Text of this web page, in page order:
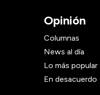
Opinión
Columnas
News al día
Lo más popular
En desacuerdo